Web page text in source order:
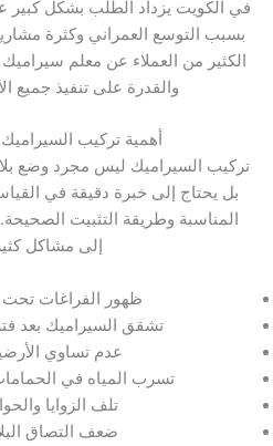
في الكويت يزداد الطلب بشكل
بسبب التوسع العمراني وكثرة
الكثير من العملاء عن معلم
والقدرة على تنفيذ جميع
أهمية تركيب
تركيب السيراميك ليس مجرد وضع
بل يحتاج إلى خبرة دقيقة في
المناسبة وطريقة التثبيت
إلى مشاكل
ظهور الفراغات تحت
تشقق السيراميك بعد
عدم تساوي
تسرب المياه في
تلف الزوايا
ضعف التصاق